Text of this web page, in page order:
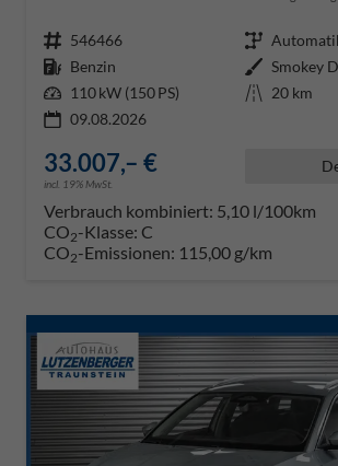
Fahrzeugnr. 546466 Getriebe
Kraftstoff Benzin Außenfarbe
Leistung 110 kW (150 PS) Kilometerstand 20 km
09.08.2026
33.007,– €
incl. 19% MwSt.
Verbrauch kombiniert: 5,10 l/100km
CO2-Klasse: C
CO2-Emissionen: 115,00 g/km